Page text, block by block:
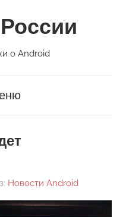
о Android
Новости Android